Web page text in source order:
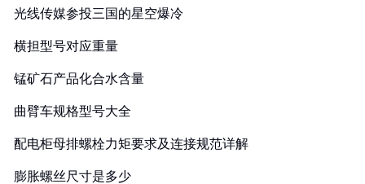
光线传媒参投三国的星空爆冷
横担型号对应重量
锰矿石产品化合水含量
曲臂车规格型号大全
配电柜母排螺栓力矩要求及连接规范详解
膨胀螺丝尺寸是多少